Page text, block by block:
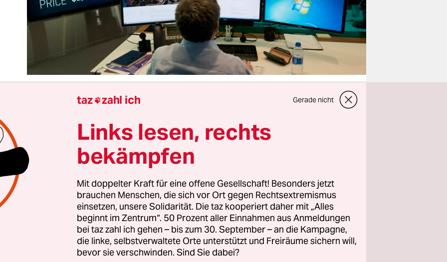
es gar nicht mehr anders geht, kommt die EU endlich
Diese aus der Eurokrise sattsam bekannte Regel
in der Steuerpolitik. Fünf Jahre haben die 27 EU-
das Europaparlament um mehr Transparenz und
der Besteuerung von Konzernen gerungen. Fünf Jahre
sich nicht einigen.
da die Einnahmen wegen der Coronapandemie wegbrechen
bedrohlich groß werden, steigt endlich
Die Einigungzum „Country-by-Country-Reporting“
taz zahl ich Gerade nicht
Links lesen, rechts
bekämpfen
Mit doppelter Kraft für eine offene Gesellschaft! Besonders jetzt
brauchen Menschen, die sich vor Ort gegen Rechtsextremismus
einsetzen, unsere Solidarität. Die taz kooperiert daher mit „Alles
beginnt im Zentrum“. 50 Prozent aller Einnahmen aus Anmeldungen
bei taz zahl ich gehen – bis zum 30. September – an die Kampagne,
die linke, selbstverwaltete Orte unterstützt und Freiräume sichern will,
bevor sie verschwinden. Sind Sie dabei?